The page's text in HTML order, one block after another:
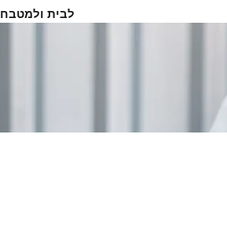
לבית ולמטבח